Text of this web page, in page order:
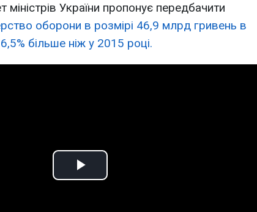
міністрів України пропонує передбачити
оборони в розмірі 46,9 млрд гривень в
більше ніж у 2015 році.
Play